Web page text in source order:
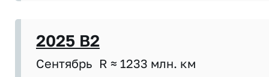
2025 B2
Сентябрь R ≈ 1233 млн. км